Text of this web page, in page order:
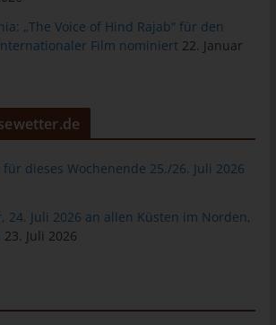
„The Voice of Hind Rajab“ für den
Film nominiert 22. Januar
dieses Wochenende 25./26. Juli 2026
24. Juli 2026 an allen Küsten im Norden,
23. Juli 2026
über die eindeutige Cookie-ID
werden.
Cookies kann den Nutzern dieser
Services bereitstellen, die ohne
können die Informationen und Angebote
im Sinne des Benutzers optimiert
wiederzuerkennen. Zweck dieser
es, den Nutzern die Verwendung unserer
Der Benutzer einer Internetseite, die
muss beispielsweise nicht bei jedem
und dem auf dem
Benutzers abgelegten Cookie